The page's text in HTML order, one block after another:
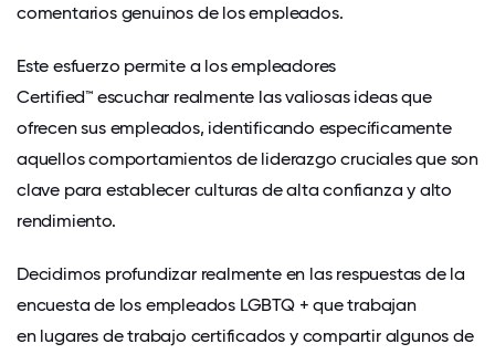
comentarios genuinos de los empleados.
Este esfuerzo permite a los empleadores
Certified™ escuchar realmente las valiosas ideas que
ofrecen sus empleados, identificando específicamente
aquellos comportamientos de liderazgo cruciales que son
clave para establecer culturas de alta confianza y alto
rendimiento.
Decidimos profundizar realmente en las respuestas de la
encuesta de los empleados LGBTQ + que trabajan
en lugares de trabajo certificados y compartir algunos de